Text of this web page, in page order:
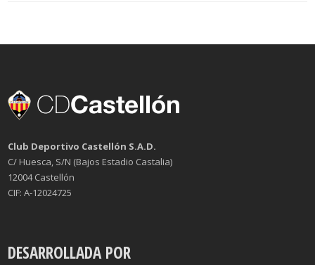
Club Deportivo Castellón S.A.D.
C/ Huesca, S/N (Bajos Estadio Castalia)
12004 Castellón
CIF: A-12024725
DESARROLLADA POR